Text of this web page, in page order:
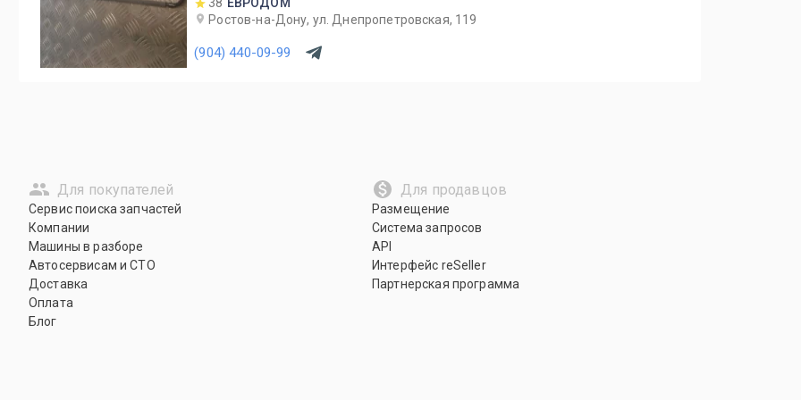
Ростов-на-Дону, ул. Днепропетровская, 119
(904) 440-09-99
Для покупателей
Сервис поиска запчастей
Компании
Машины в разборе
Автосервисам и СТО
Доставка
Оплата
Блог
Для продавцов
Размещение
Система запросов
API
Интерфейс reSeller
Партнерская программа